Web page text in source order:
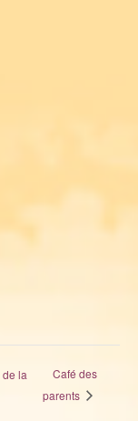
la
Café des
parents